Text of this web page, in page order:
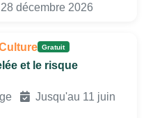
décembre 2026
Gratuit
et le risque
Jusqu'au 11 juin